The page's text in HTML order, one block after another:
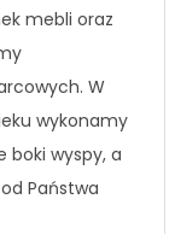
mebli oraz
W
wykonamy
boki wyspy, a
Państwa